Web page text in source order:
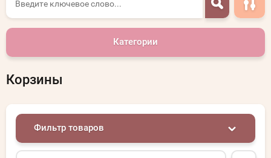
Категории
Корзины
Фильтр товаров